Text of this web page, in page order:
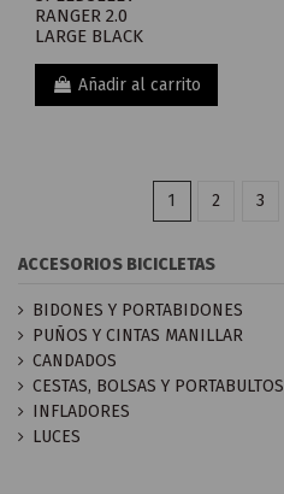
RANGER 2.0
LARGE BLACK
Añadir al carrito
1 2 3
ACCESORIOS BICICLETAS
BIDONES Y PORTABIDONES
PUÑOS Y CINTAS MANILLAR
CANDADOS
CESTAS, BOLSAS Y PORTABULTOS
INFLADORES
LUCES